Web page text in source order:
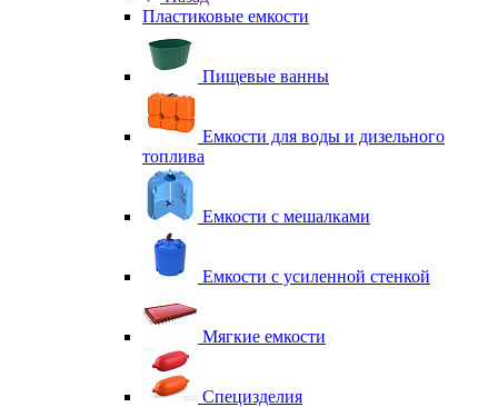
Пластиковые емкости
Пищевые ванны
Емкости для воды и дизельного
топлива
Емкости с мешалками
Емкости с усиленной стенкой
Мягкие емкости
Специзделия